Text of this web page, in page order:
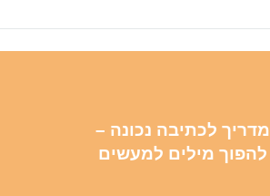
מדריך לכתיבה נכונה –
להפוך מילים למעשים